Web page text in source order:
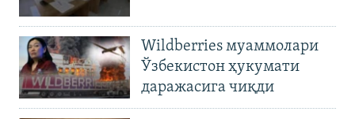
Wildberries муаммолари
Ўзбекистон ҳукумати
даражасига чиқди